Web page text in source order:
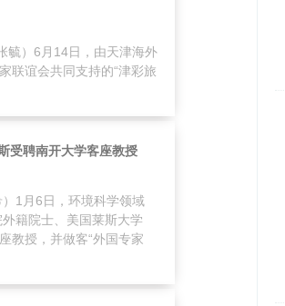
毓）6月14日，由天津海外
联谊会共同支持的“津彩旅
受聘南开大学客座教授
1月6日，环境科学领域
籍院士、美国莱斯大学
教授，并做客“外国专家